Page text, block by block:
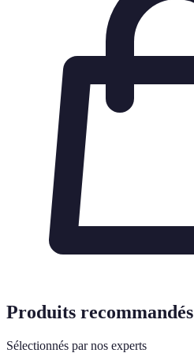
Produits recommandés
Sélectionnés par nos experts